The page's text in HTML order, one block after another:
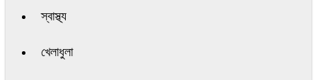
স্বাস্থ্য
খেলাধুলা